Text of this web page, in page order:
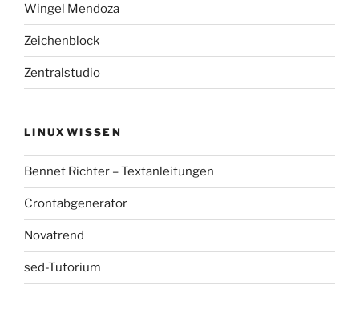
Wingel Mendoza
Zeichenblock
Zentralstudio
LINUXWISSEN
Bennet Richter – Textanleitungen
Crontabgenerator
Novatrend
sed-Tutorium